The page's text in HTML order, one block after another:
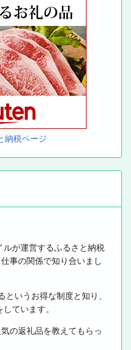
納税ページ
が運営するふるさと納税
事の関係で知り合いまし
いうお得な制度と知り、
ています。
の返礼品を教えてもらっ